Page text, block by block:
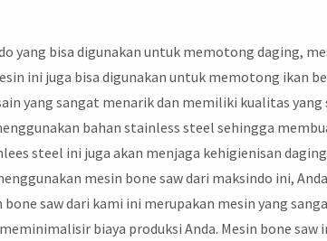
yang bisa digunakan untuk memotong daging,
ini juga bisa digunakan untuk memotong ikan
yang sangat menarik dan memiliki kualitas yang
bahan stainless steel sehingga
steel ini juga akan menjaga kehigienisan
mesin bone saw dari maksindo ini,
saw dari kami ini merupakan mesin yang
biaya produksi Anda. Mesin bone saw